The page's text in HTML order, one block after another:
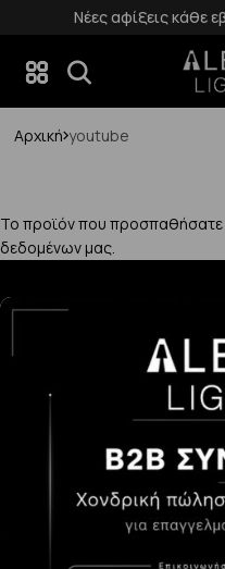
Νέες αφίξεις κάθε
Αρχική youtube
Το προϊόν που προσπαθήσατε
δεδομένων μας.
Κατάστημα Χαλάνδρι:
210 283 0072